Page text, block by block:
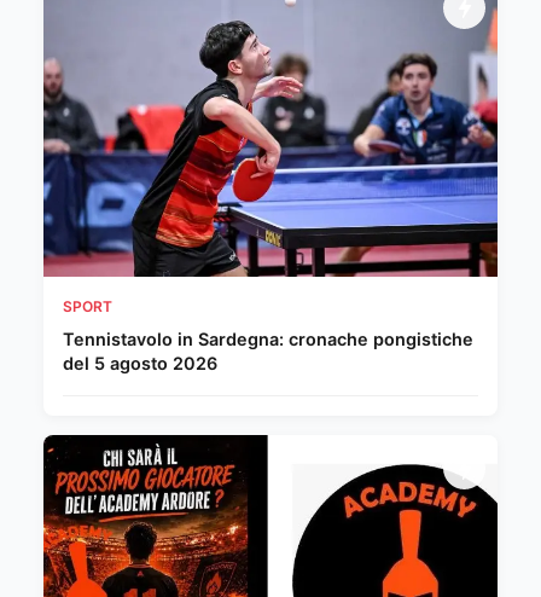
SPORT
Tennistavolo in Sardegna: cronache pongistiche
del 5 agosto 2026